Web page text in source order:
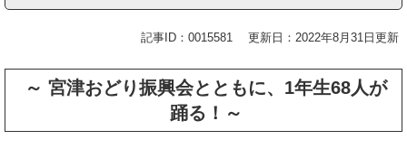
記事ID：0015581 更新日：2022年8月31日更新
～ 宮津おどり振興会とともに、1年生68人が
踊る！～